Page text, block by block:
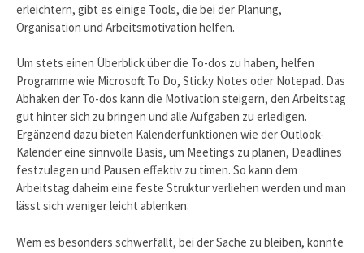
erleichtern, gibt es einige Tools, die bei der Planung,
Organisation und Arbeitsmotivation helfen.
Um stets einen Überblick über die To-dos zu haben, helfen
Programme wie Microsoft To Do, Sticky Notes oder Notepad. Das
Abhaken der To-dos kann die Motivation steigern, den Arbeitstag
gut hinter sich zu bringen und alle Aufgaben zu erledigen.
Ergänzend dazu bieten Kalenderfunktionen wie der Outlook-
Kalender eine sinnvolle Basis, um Meetings zu planen, Deadlines
festzulegen und Pausen effektiv zu timen. So kann dem
Arbeitstag daheim eine feste Struktur verliehen werden und man
lässt sich weniger leicht ablenken.
Wem es besonders schwerfällt, bei der Sache zu bleiben, könnte